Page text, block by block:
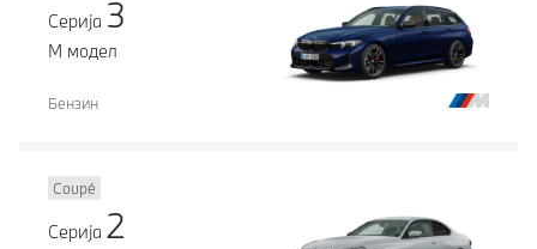
Серија 3
М модел
Бензин
Coupé
Серија 2